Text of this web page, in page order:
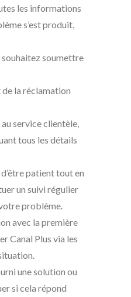
les informations
s’est produit,
souhaitez soumettre
la réclamation
service clientèle,
tous les détails
patient tout en
un suivi régulier
problème.
avec la première
Canal Plus via les
une solution ou
si cela répond